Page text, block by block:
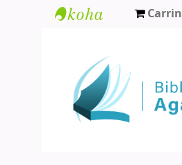
Agamenon
Magalhães